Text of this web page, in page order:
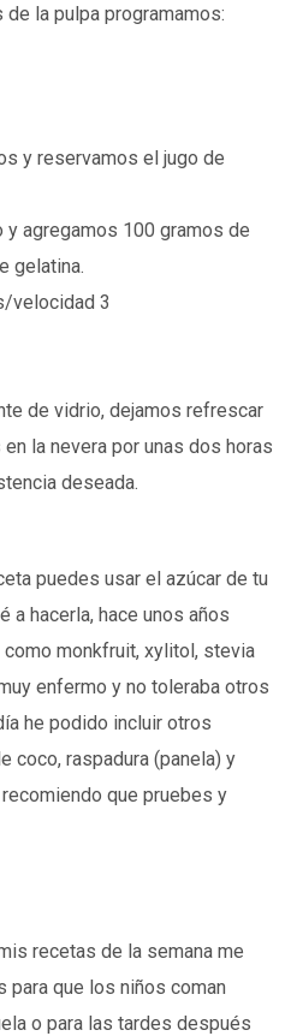
la pulpa programamos:
y reservamos el jugo de
agregamos 100 gramos de
gelatina.
velocidad 3
de vidrio, dejamos refrescar
la nevera por unas dos horas
deseada.
puedes usar el azúcar de tu
a hacerla, hace unos años
monkfruit, xylitol, stevia
enfermo y no toleraba otros
he podido incluir otros
coco, raspadura (panela) y
que pruebes y
recetas de la semana me
para que los niños coman
o para las tardes después